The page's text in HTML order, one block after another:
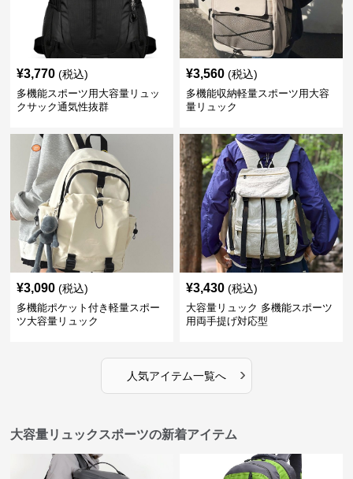
¥3,770 (税込)
多機能スポーツ用大容量リュッ
クサック通気性抜群
¥3,560 (税込)
多機能収納軽量スポーツ用大容
量リュック
¥3,090 (税込)
多機能ポケット付き軽量スポー
ツ大容量リュック
¥3,430 (税込)
大容量リュック 多機能スポーツ
用両手提げ対応型
人気アイテム一覧へ ›
大容量リュックスポーツの新着アイテム